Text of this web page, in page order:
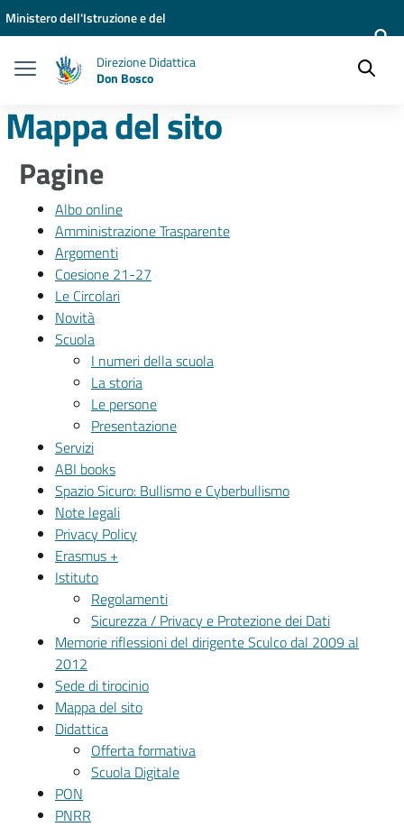
Vai ai contenuti
Vai al menu di navigazione
Vai al footer
Ministero dell'Istruzione e del
Direzione Didattica
Don Bosco
Mappa del sito
Pagine
Albo online
Amministrazione Trasparente
Argomenti
Coesione 21-27
Le Circolari
Novità
Scuola
I numeri della scuola
La storia
Le persone
Presentazione
Servizi
ABI books
Spazio Sicuro: Bullismo e Cyberbullismo
Note legali
Privacy Policy
Erasmus +
Istituto
Regolamenti
Sicurezza / Privacy e Protezione dei Dati
Memorie riflessioni del dirigente Sculco dal 2009 al
2012
Sede di tirocinio
Mappa del sito
Didattica
Offerta formativa
Scuola Digitale
PON
PNRR